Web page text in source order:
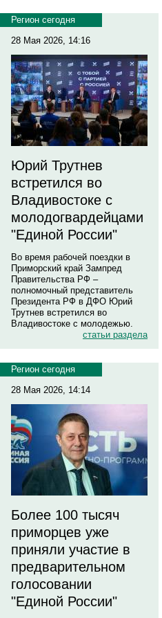
Регион сегодня
28 Мая 2026, 14:16
Юрий Трутнев
встретился во
Владивостоке с
молодогвардейцами
"Единой России"
Во время рабочей поездки в
Приморский край Зампред
Правительства РФ –
полномочный представитель
Президента РФ в ДФО Юрий
Трутнев встретился во
Владивостоке с молодежью.
статьи раздела
Регион сегодня
28 Мая 2026, 14:14
Более 100 тысяч
приморцев уже
приняли участие в
предварительном
голосовании
"Единой России"